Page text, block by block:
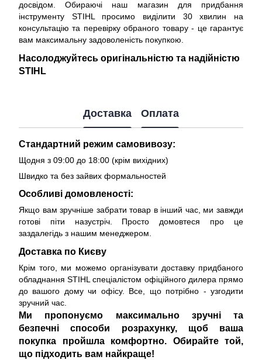
досвідом. Обираючі наш магазин для придбання
інструменту STIHL просимо виділити 30 хвилин на
консультацію та перевірку обраного товару - це гарантує
вам максимальну задоволеність покупкою.
Насолоджуйтесь оригінальністю та надійністю
STIHL
Доставка Оплата
Стандартний режим самовивозу:
Щодня з 09:00 до 18:00 (крім вихідних)
Швидко та без зайвих формальностей
Особливі домовленості:
Якщо вам зручніше забрати товар в інший час, ми завжди
готові піти назустріч. Просто домовтеся про це
заздалегідь з нашим менеджером.
Доставка по Києву
Крім того, ми можемо організувати доставку придбаного
обладнання STIHL спеціалістом офіційного дилера прямо
до вашого дому чи офісу. Все, що потрібно - узгодити
зручний час.
Ми пропонуємо максимально зручні та
безпечні способи розрахунку, щоб ваша
покупка пройшла комфортно. Обирайте той,
що підходить вам найкраще!